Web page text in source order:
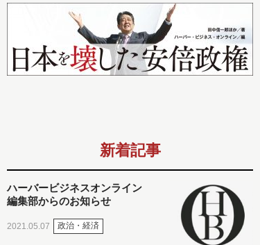
新着記事
ハーバービジネスオンライン
編集部からのお知らせ
2021.05.07 政治・経済